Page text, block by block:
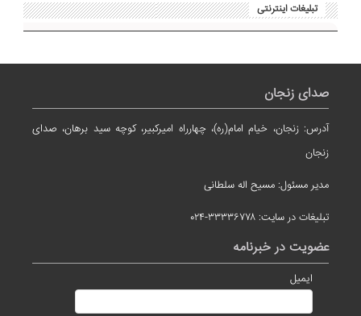
تبلیغات اینترنتی
صدای زنجان
آدرس: زنجان، خیام امام(ره)، چهارراه امیرکبیر، کوچه سید برهان، صدای
زنجان
مدیر مسئول: مسیح اله سلطانی
تبلیغات در سایت: ۳۳۳۳۶۷۷۸-۰۲۴
عضویت در خبرنامه
ایمیل